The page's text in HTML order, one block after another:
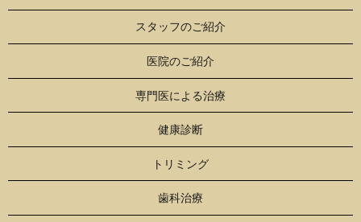
スタッフのご紹介
医院のご紹介
専門医による治療
健康診断
トリミング
歯科治療